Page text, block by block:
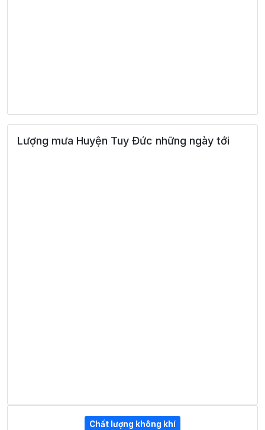
Lượng mưa Huyện Tuy Đức những ngày tới
Chất lượng không khí